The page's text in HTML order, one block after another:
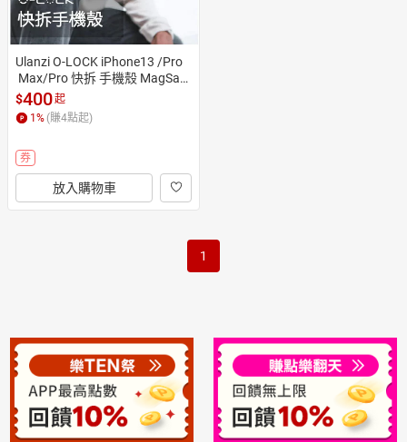
Ulanzi O-LOCK iPhone13 /Pro
Max/Pro 快拆 手機殼 MagSafe
【中壢-水世界】
$400起
1 % (賺4點起)
券
放入購物車
1